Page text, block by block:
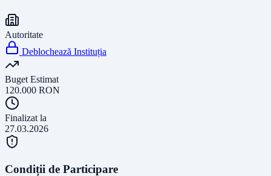
Autoritate
Deblochează Instituția
Buget Estimat
120.000 RON
Finalizat la
27.03.2026
Condiții de Participare